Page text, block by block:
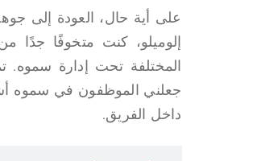
على أية حال، العودة إلى
إلوميلو، كنت متخوفًا جدًا
المختلفة تحت إدارة سموه.
جعلني الموظفون في سموه
داخل الفريق.